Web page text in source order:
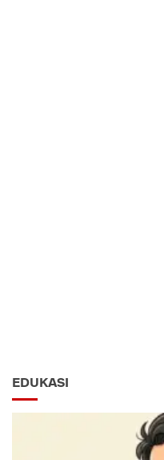
EDUKASI